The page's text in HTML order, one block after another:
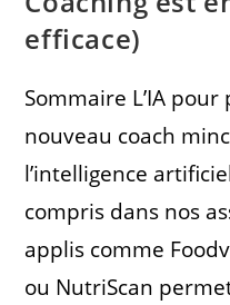
efficace)
Sommaire L’IA
nouveau coach
l’intelligence
compris dans nos
applis comme
ou NutriScan